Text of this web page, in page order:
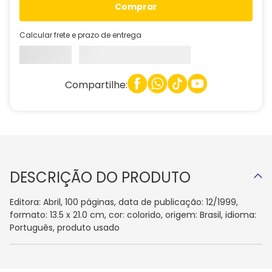
comprar
Calcular frete e prazo de entrega
Compartilhe:
DESCRIÇÃO DO PRODUTO
Editora: Abril, 100 páginas, data de publicação: 12/1999,
formato: 13.5 x 21.0 cm, cor: colorido, origem: Brasil, idioma:
Português, produto usado